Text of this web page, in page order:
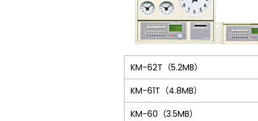
KM-62T（5.2MB）
KM-61T（4.8MB）
KM-60（3.5MB）